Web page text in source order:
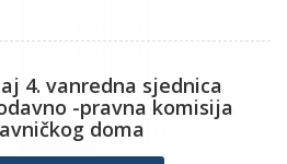
4. vanredna sjednica
-pravna komisija
doma